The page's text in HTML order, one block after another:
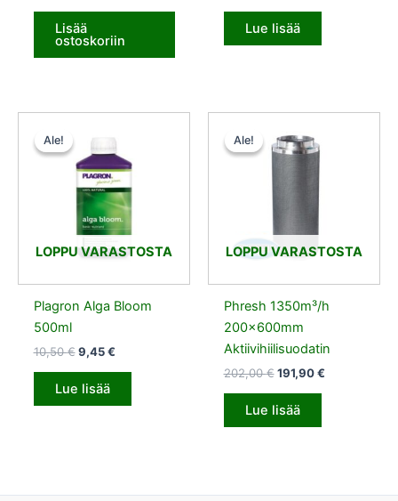
Lisää
ostoskoriin
Lue lisää
Ale!
LOPPU VARASTOSTA
Ale!
Plagron Alga Bloom
500ml
10,50€
10,50 €.
9,45€
9,45 €.
Lue lisää
Ale!
LOPPU VARASTOSTA
Ale!
Phresh 1350m³/h
200x600mm
Aktiivihiilisuodatin
202,00€
hinta
oli:
191,90€
Lue lisää